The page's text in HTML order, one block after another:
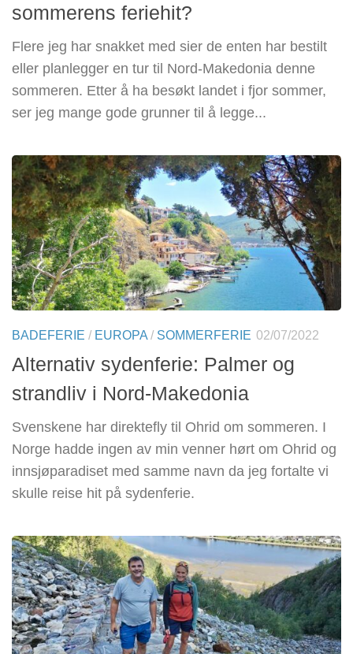
sommerens feriehit?
Flere jeg har snakket med sier de enten har bestilt
eller planlegger en tur til Nord-Makedonia denne
sommeren. Etter å ha besøkt landet i fjor sommer,
ser jeg mange gode grunner til å legge...
BADEFERIE / EUROPA / SOMMERFERIE 02/07/2022
Alternativ sydenferie: Palmer og
strandliv i Nord-Makedonia
Svenskene har direktefly til Ohrid om sommeren. I
Norge hadde ingen av min venner hørt om Ohrid og
innsjøparadiset med samme navn da jeg fortalte vi
skulle reise hit på sydenferie.